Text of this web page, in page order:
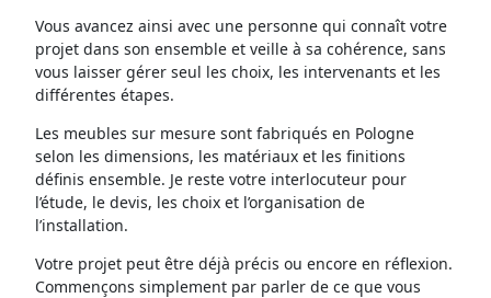
Vous avancez ainsi avec une personne qui connaît votre
projet dans son ensemble et veille à sa cohérence, sans
vous laisser gérer seul les choix, les intervenants et les
différentes étapes.
Les meubles sur mesure sont fabriqués en Pologne
selon les dimensions, les matériaux et les finitions
définis ensemble. Je reste votre interlocuteur pour
l’étude, le devis, les choix et l’organisation de
l’installation.
Votre projet peut être déjà précis ou encore en réflexion.
Commençons simplement par parler de ce que vous